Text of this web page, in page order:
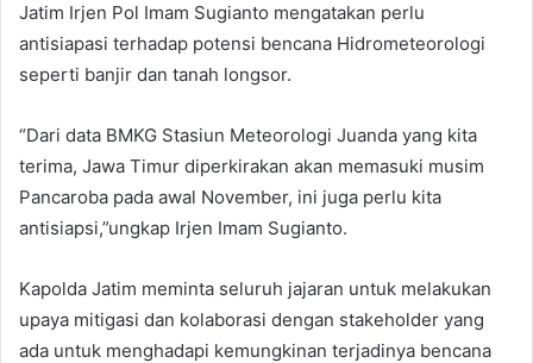
Jatim Irjen Pol Imam Sugianto mengatakan perlu
antisiapasi terhadap potensi bencana Hidrometeorologi
seperti banjir dan tanah longsor.
“Dari data BMKG Stasiun Meteorologi Juanda yang kita
terima, Jawa Timur diperkirakan akan memasuki musim
Pancaroba pada awal November, ini juga perlu kita
antisiapsi,”ungkap Irjen Imam Sugianto.
Kapolda Jatim meminta seluruh jajaran untuk melakukan
upaya mitigasi dan kolaborasi dengan stakeholder yang
ada untuk menghadapi kemungkinan terjadinya bencana